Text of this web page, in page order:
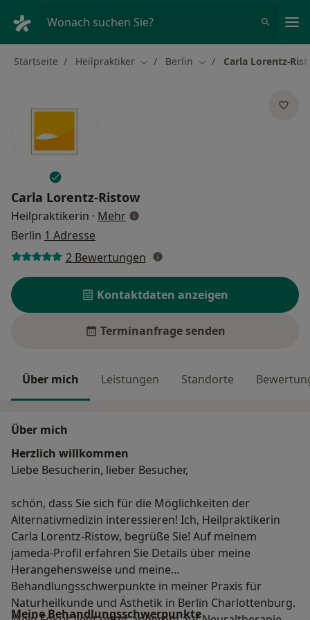
Wonach suchen Sie?
Startseite Heilpraktiker Stadt ändern
Berlin Stadt ändern
Carla Lorentz-
Carla Lorentz-Ristow
Heilpraktikerin · Mehrüber Spezialisierungen
Berlin 1 Adresse
2 Bewertungen
Kontaktdaten anzeigen
Terminanfrage senden
Über mich Leistungen Standorte
Über mich
Herzlich willkommen
Liebe Besucherin, lieber Besucher,
schön, dass Sie sich für die Möglichkeiten der
Alternativmedizin interessieren! Ich, Heilpraktikerin
Carla Lorentz-Ristow, begrüße Sie! Auf meinem
jameda-Profil erfahren Sie Details über meine
Herangehensweise und meine
Behandlungsschwerpunkte in meiner Praxis für
Naturheilkunde und Ästhetik in Berlin Charlottenburg.
Meine Behandlungs­schwerpunkte